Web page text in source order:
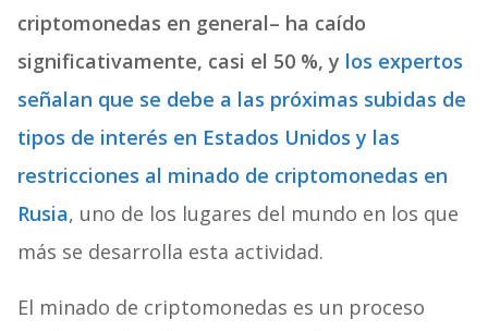
criptomonedas en general– ha caído
significativamente, casi el 50 %, y los expertos
señalan que se debe a las próximas subidas de
tipos de interés en Estados Unidos y las
restricciones al minado de criptomonedas en
Rusia, uno de los lugares del mundo en los que
más se desarrolla esta actividad.
El minado de criptomonedas es un proceso